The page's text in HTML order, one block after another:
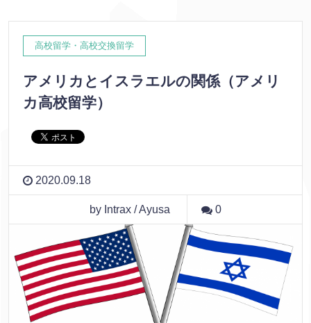
高校留学・高校交換留学
アメリカとイスラエルの関係（アメリ
カ高校留学）
2020.09.18
by Intrax / Ayusa 0